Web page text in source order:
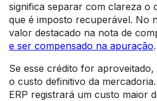
significa separar com clareza o
que é imposto recuperável. No
valor destacado na nota de
e ser compensado na apuração.
Se esse crédito for
o custo definitivo da
ERP registrará um custo maior